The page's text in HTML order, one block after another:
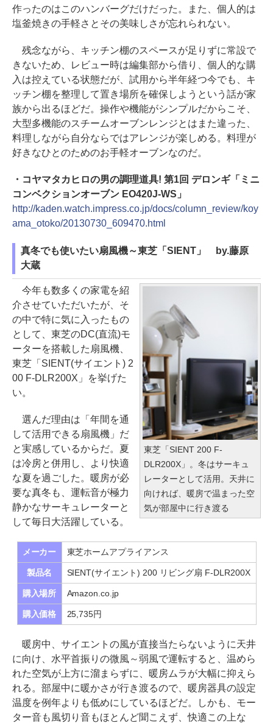
作ったのはこのハンバーグだけだった。また、個人的は
塩釜焼きの手軽さとその美味しさが忘れられない。
残念ながら、キッチン棚のスペースが足りずに常設で
きないため、レビュー時は編集部から借り、個人的な購
入は控えている状態だが、試用から半年経つ今でも、キ
ッチン棚を整理して置き場所を確保しようという話が家
族から出るほどだ。操作や機能がシンプルだからこそ、
大型多機能のスチームオーブンレンジとはまた違った、
料理しながら自分ならではアレンジが楽しめる。料理が
好きなひとのためのお手軽オーブンなのだ。
・コヤマタカヒロの男の調理道具! 第1回 デロンギ「ミニ
コンベクションオーブン EO420J-WS」
http://kaden.watch.impress.co.jp/docs/column_review/koy
ama_otoko/20130730_609470.html
真冬でも使いたい扇風機～東芝「SIENT」 by.藤原
大蔵
東芝「SIENT 200 F-
DLR200X」。冬はサーキュ
レーターとして活用。天井に
向ければ、暖房で温まった空
気が部屋中に行き渡る
今年も数多くの家電を紹
介させていただいたが、そ
の中で特に気に入ったもの
として、東芝のDC(直流)モ
ーターを搭載した扇風機、
東芝「SIENT(サイエント) 2
00 F-DLR200X」を挙げた
い。
選んだ理由は「年間を通
して活用できる扇風機」だ
と実感しているからだ。夏
は冷房と併用し、より快適
な夏を過ごした。暖房が必
要な真冬も、運転音が極力
静かなサーキュレーターと
して毎日大活躍している。
メーカー 東芝ホームアプライアンス
製品名 SIENT(サイエント) 200 リビング扇 F-DLR200X
購入場所 Amazon.co.jp
購入価格 25,735円
暖房中、サイエントの風が直接当たらないように天井
に向け、水平首振りの微風～弱風で運転すると、温めら
れた空気が上方に溜まらずに、暖房ムラが大幅に抑えら
れる。部屋中に暖かさが行き渡るので、暖房器具の設定
温度を例年よりも低めにしているほどだ。しかも、モー
ター音も風切り音もほとんど聞こえず、快適この上な